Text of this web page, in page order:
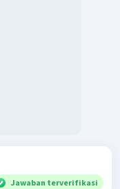
Jawaban terverifikasi